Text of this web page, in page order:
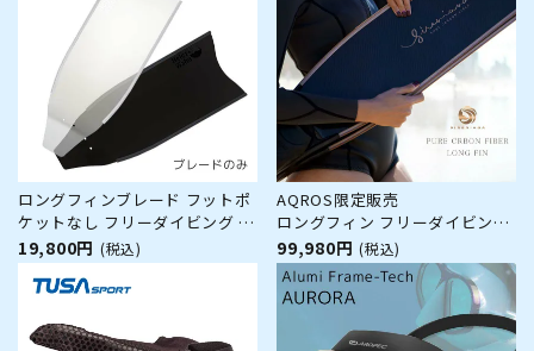
ロングフィンブレード フットポ
ケットなし フリーダイビング ス
キューバダイビング グラスファ
イバー製 【kanani - Superdive
】 Hele i Waho(ヘレイワホ)
19,800円 (税込)
AQROS限定販売
ロングフィン フリーダイビング
SIRENIANA シレニアナ フルフッ
トフィン カーボンフィン
99,980円 (税込)